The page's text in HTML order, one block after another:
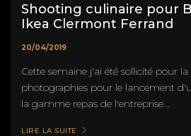
Shooting culinaire pour
Ikea Clermont Ferrand
20/04/2019
Cette semaine j'ai été sollicité pour
photographies pour le lancement
la gamme repas de l'entreprise...
LIRE LA SUITE